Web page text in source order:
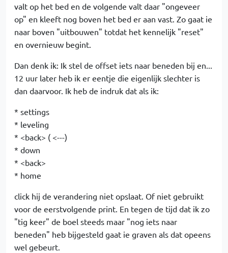
valt op het bed en de volgende valt daar "ongeveer
op" en kleeft nog boven het bed er aan vast. Zo gaat ie
naar boven "uitbouwen" totdat het kennelijk "reset"
en overnieuw begint.
Dan denk ik: Ik stel de offset iets naar beneden bij en...
12 uur later heb ik er eentje die eigenlijk slechter is
dan daarvoor. Ik heb de indruk dat als ik:
* settings
* leveling
* <back> ( <---)
* down
* <back>
* home
click hij de verandering niet opslaat. Of niet gebruikt
voor de eerstvolgende print. En tegen de tijd dat ik zo
"tig keer" de boel steeds maar "nog iets naar
beneden" heb bijgesteld gaat ie graven als dat opeens
wel gebeurt.